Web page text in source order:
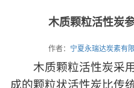
木质颗粒活性炭
作者： 宁夏永瑞达炭素有
木质颗粒活性炭采用
成的颗粒状活性炭比传